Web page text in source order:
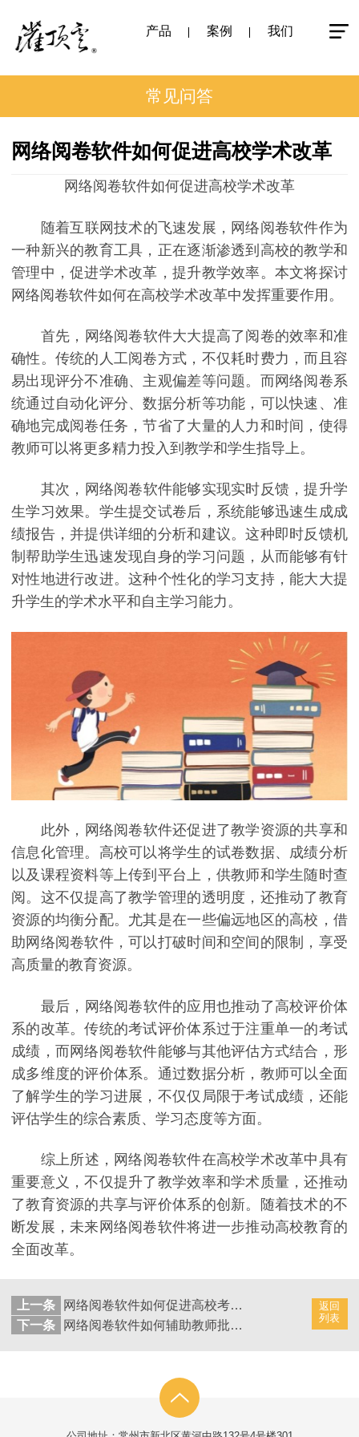
产品 案例 我们
常见问答
网络阅卷软件如何促进高校学术改革
网络阅卷软件如何促进高校学术改革
随着互联网技术的飞速发展，网络阅卷软件作为
一种新兴的教育工具，正在逐渐渗透到高校的教学和
管理中，促进学术改革，提升教学效率。本文将探讨
网络阅卷软件如何在高校学术改革中发挥重要作用。
首先，网络阅卷软件大大提高了阅卷的效率和准
确性。传统的人工阅卷方式，不仅耗时费力，而且容
易出现评分不准确、主观偏差等问题。而网络阅卷系
统通过自动化评分、数据分析等功能，可以快速、准
确地完成阅卷任务，节省了大量的人力和时间，使得
教师可以将更多精力投入到教学和学生指导上。
其次，网络阅卷软件能够实现实时反馈，提升学
生学习效果。学生提交试卷后，系统能够迅速生成成
绩报告，并提供详细的分析和建议。这种即时反馈机
制帮助学生迅速发现自身的学习问题，从而能够有针
对性地进行改进。这种个性化的学习支持，能大大提
升学生的学术水平和自主学习能力。
此外，网络阅卷软件还促进了教学资源的共享和
信息化管理。高校可以将学生的试卷数据、成绩分析
以及课程资料等上传到平台上，供教师和学生随时查
阅。这不仅提高了教学管理的透明度，还推动了教育
资源的均衡分配。尤其是在一些偏远地区的高校，借
助网络阅卷软件，可以打破时间和空间的限制，享受
高质量的教育资源。
最后，网络阅卷软件的应用也推动了高校评价体
系的改革。传统的考试评价体系过于注重单一的考试
成绩，而网络阅卷软件能够与其他评估方式结合，形
成多维度的评价体系。通过数据分析，教师可以全面
了解学生的学习进展，不仅仅局限于考试成绩，还能
评估学生的综合素质、学习态度等方面。
综上所述，网络阅卷软件在高校学术改革中具有
重要意义，不仅提升了教学效率和学术质量，还推动
了教育资源的共享与评价体系的创新。随着技术的不
断发展，未来网络阅卷软件将进一步推动高校教育的
全面改革。
返回
列表
上一条
网络阅卷软件如何促进高校考试管理的数字化
下一条
网络阅卷软件如何辅助教师批改作业